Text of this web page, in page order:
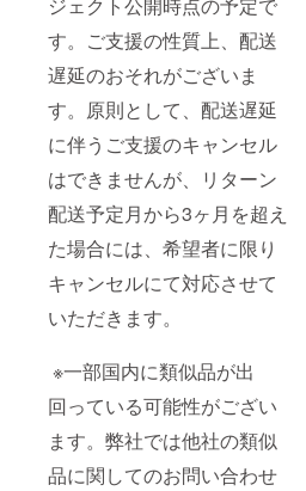
ジェクト公開時点の予定で
す。ご支援の性質上、配送
遅延のおそれがございま
す。原則として、配送遅延
に伴うご支援のキャンセル
はできませんが、リターン
配送予定月から3ヶ月を超え
た場合には、希望者に限り
キャンセルにて対応させて
いただきます。
※一部国内に類似品が出
回っている可能性がござい
ます。弊社では他社の類似
品に関してのお問い合わせ